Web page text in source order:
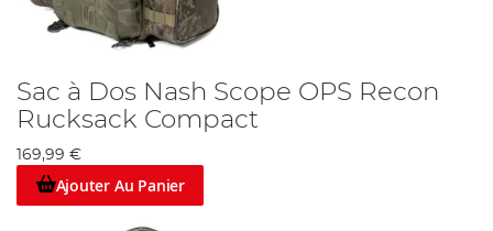
Sac à Dos Nash Scope OPS Recon
Rucksack Compact
169,99 €
Ajouter Au Panier